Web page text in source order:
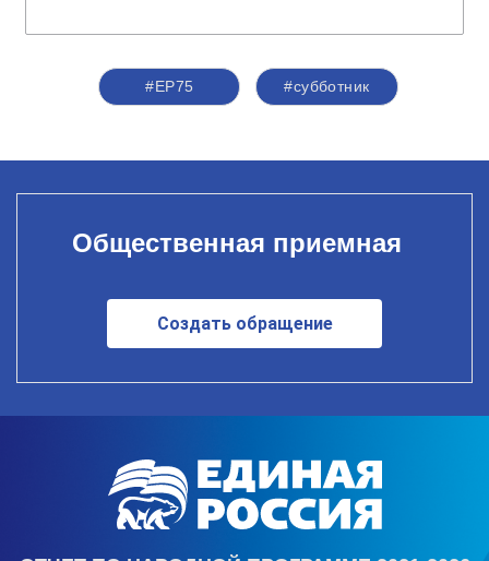
#ЕР75 #субботник
Общественная приемная
Создать обращение